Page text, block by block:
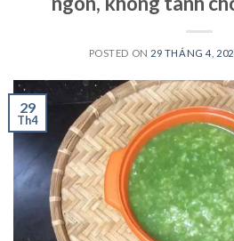
POSTED ON 29 THÁNG 4,
29
Th4